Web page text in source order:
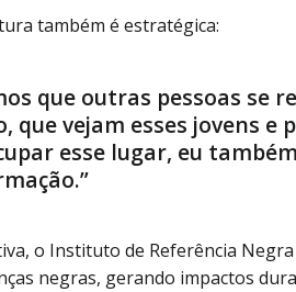
também é estratégica:
que outras pessoas se
que vejam esses jovens e
esse lugar, eu
o Instituto de Referência
negras, gerando impactos